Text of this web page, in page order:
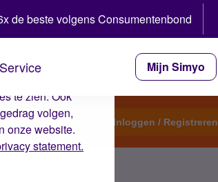
ervaring op de
te zien. Ook
volgen,
onze website.
statement.
de beste volgens Consumentenbond
Service Mijn Simyo
Start een topic Inloggen / Registreren